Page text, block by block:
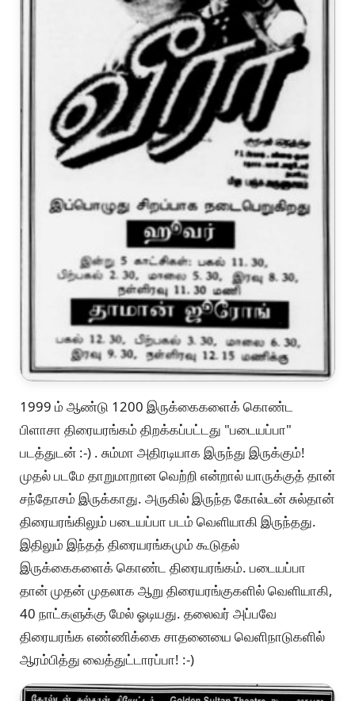
1999 ம் ஆண்டு 1200 இருக்கைகளைக் கொண்ட
பிளாசா திரையரங்கம் திறக்கப்பட்டது "படையப்பா"
படத்துடன் :-) . சும்மா அதிரடியாக இருந்து இருக்கும்!
முதல் படமே தாறுமாறான வெற்றி என்றால் யாருக்குத் தான்
சந்தோசம் இருக்காது. அருகில் இருந்த கோல்டன் சுல்தான்
திரையரங்கிலும் படையப்பா படம் வெளியாகி இருந்தது.
இதிலும் இந்தத் திரையரங்கமும் கூடுதல்
இருக்கைகளைக் கொண்ட திரையரங்கம். படையப்பா
தான் முதன் முதலாக ஆறு திரையரங்குகளில் வெளியாகி,
40 நாட்களுக்கு மேல் ஓடியது. தலைவர் அப்பவே
திரையரங்க எண்ணிக்கை சாதனையை வெளிநாடுகளில்
ஆரம்பித்து வைத்துட்டாரப்பா! :-)